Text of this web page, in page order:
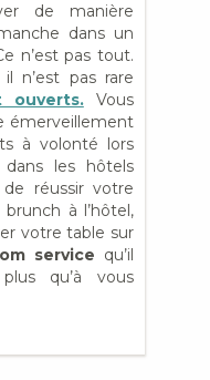
de manière
dans un
n’est pas tout.
n’est pas rare
ouverts.Vous
émerveillement
à volonté lors
dans les hôtels
réussir votre
à l’hôtel,
votre table sur
service qu’il
qu’à vous